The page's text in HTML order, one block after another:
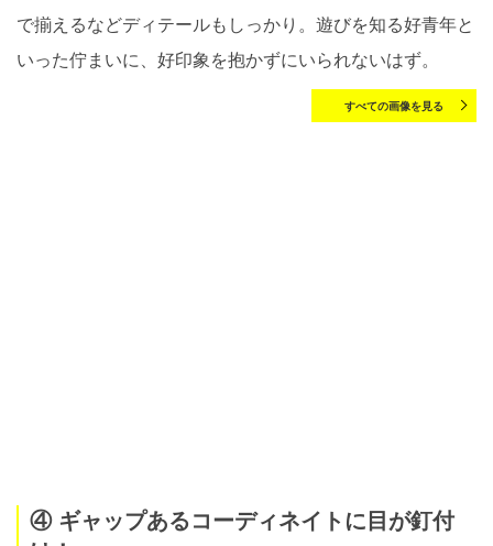
で揃えるなどディテールもしっかり。遊びを知る好青年と
いった佇まいに、好印象を抱かずにいられないはず。
すべての画像を見る
④ ギャップあるコーディネイトに目が釘付